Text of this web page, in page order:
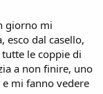
giorno mi
esco dal casello,
le coppie di
a non finire, uno
mi fanno vedere